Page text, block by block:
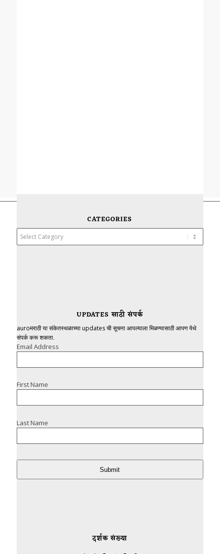
CATEGORIES
UPDATES साठी संपर्क
auroमराठी या संकेतस्थळाच्या updates ची सूचना आपल्याला मिळण्यासाठी आपण येथे
संपर्क करू शकता.
Email Address
First Name
Last Name
Submit
दर्शक संख्या